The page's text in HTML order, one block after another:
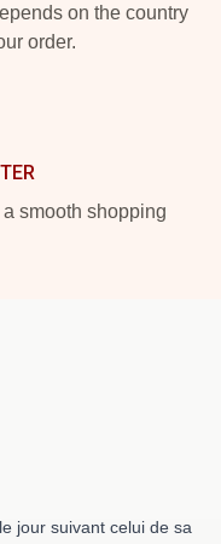
on the country
order.
smooth shopping
jour suivant celui de sa